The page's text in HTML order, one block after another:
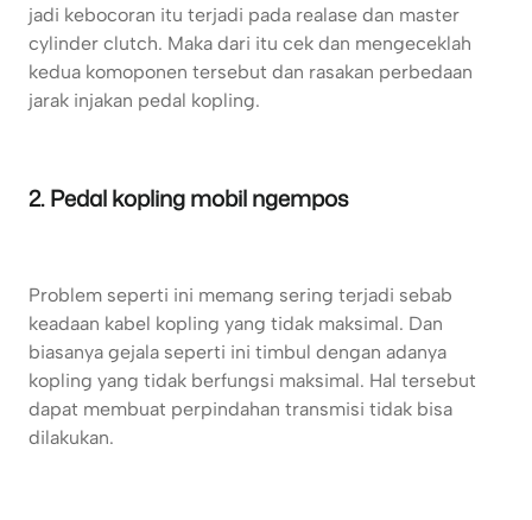
jadi kebocoran itu terjadi pada realase dan master
cylinder clutch. Maka dari itu cek dan mengeceklah
kedua komoponen tersebut dan rasakan perbedaan
jarak injakan pedal kopling.
2. Pedal kopling mobil ngempos
Problem seperti ini memang sering terjadi sebab
keadaan kabel kopling yang tidak maksimal. Dan
biasanya gejala seperti ini timbul dengan adanya
kopling yang tidak berfungsi maksimal. Hal tersebut
dapat membuat perpindahan transmisi tidak bisa
dilakukan.